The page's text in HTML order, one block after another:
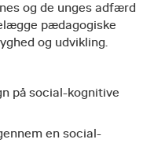
og de unges adfærd
pædagogiske
og udvikling.
på social-kognitive
en social-